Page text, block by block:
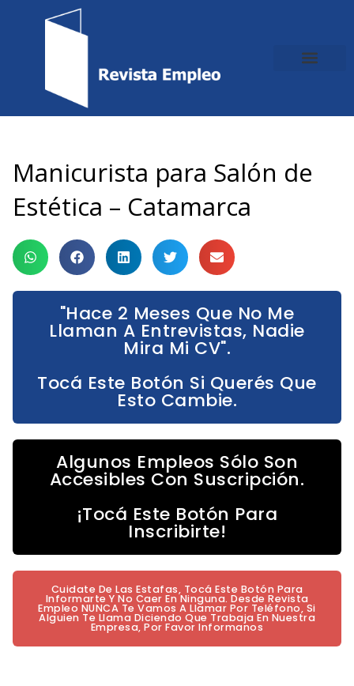
Manicurista para Salón de
Estética – Catamarca
"Hace 2 Meses Que No Me
Llaman A Entrevistas, Nadie
Mira Mi CV".
Tocá Este Botón Si Querés Que
Esto Cambie.
Algunos Empleos Sólo Son
Accesibles Con Suscripción.
¡Tocá Este Botón Para
Inscribirte!
Cuidate De Las Estafas, Tocá Este Botón Para
Informarte Y No Caer En Ninguna. Desde Revista
Empleo NUNCA Te Vamos A Llamar Por Teléfono, Si
Alguien Te Llama Diciendo Que Trabaja En Nuestra
Empresa, Por Favor Informanos